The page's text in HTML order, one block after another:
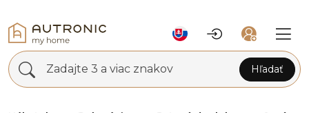
Zadajte 3 a viac znakov Hľadať